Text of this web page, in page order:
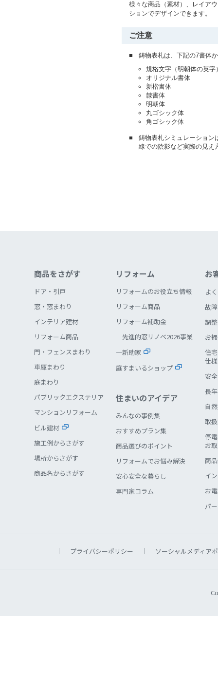
様々な商品（素材）、レイア
ションでデザインできます。
ご注意
■
鋳物表札は、下記の7書体
規格文字（明朝体の英字
オリジナル書体
新楷書体
隷書体
明朝体
丸ゴシック体
角ゴシック体
■
鋳物表札シミュレーション
線での陰影など実際の見え
商品をさがす
ドア・引戸
窓・窓まわり
インテリア建材
リフォーム商品
門・フェンスまわり
車庫まわり
庭まわり
パブリックエクステリア
マンションリフォーム
ビル建材
施工例からさがす
場所からさがす
商品名からさがす
リフォーム
リフォームのお役立ち情報
リフォーム商品
リフォーム補助金
先進的窓リノベ2026事業
一新助家
庭すまいるショップ
住まいのアイデア
みんなの事例集
おすすめプラン集
商品選びのポイント
リフォームでお悩み解決
安心安全な暮らし
専門家コラム
お
よ
故
調
お
住
仕
安
長
自
取
停
お
商
イ
お
パ
プライバシーポリシー ソーシャルメディア